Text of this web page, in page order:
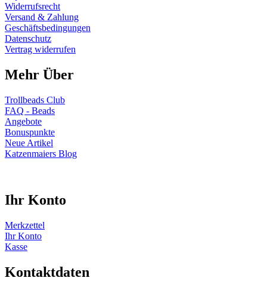
Widerrufsrecht
Versand & Zahlung
Geschäftsbedingungen
Datenschutz
Vertrag widerrufen
Mehr Über
Trollbeads Club
FAQ - Beads
Angebote
Bonuspunkte
Neue Artikel
Katzenmaiers Blog
Ihr Konto
Merkzettel
Ihr Konto
Kasse
Kontaktdaten